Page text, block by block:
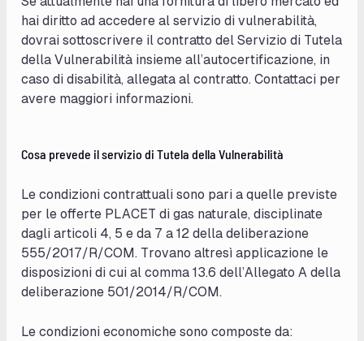
hai diritto ad accedere al servizio di vulnerabilità,
dovrai sottoscrivere il contratto del Servizio di Tutela
della Vulnerabilità insieme all’autocertificazione, in
caso di disabilità, allegata al contratto. Contattaci per
avere maggiori informazioni.
Cosa prevede il servizio di Tutela della Vulnerabilità
Le condizioni contrattuali sono pari a quelle previste
per le offerte PLACET di gas naturale, disciplinate
dagli articoli 4, 5 e da 7 a 12 della deliberazione
555/2017/R/COM. Trovano altresì applicazione le
disposizioni di cui al comma 13.6 dell’Allegato A della
deliberazione 501/2014/R/COM.
Le condizioni economiche sono composte da: